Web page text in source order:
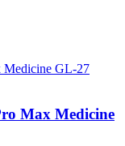
Max Medicine